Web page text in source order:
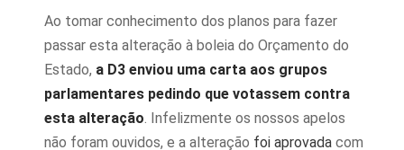
Ao tomar conhecimento dos planos para fazer
passar esta alteração à boleia do Orçamento do
Estado, a D3 enviou uma carta aos grupos
parlamentares pedindo que votassem contra
esta alteração. Infelizmente os nossos apelos
não foram ouvidos, e a alteração foi aprovada com